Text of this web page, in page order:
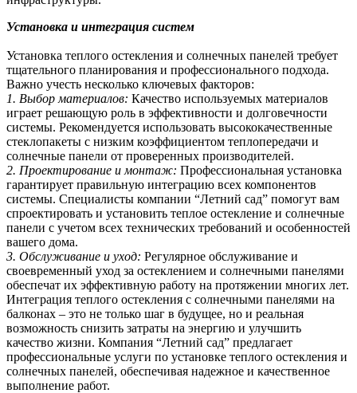
Установка и интеграция систем
Установка теплого остекления и солнечных панелей требует
тщательного планирования и профессионального подхода.
Важно учесть несколько ключевых факторов:
1. Выбор материалов: Качество используемых материалов
играет решающую роль в эффективности и долговечности
системы. Рекомендуется использовать высококачественные
стеклопакеты с низким коэффициентом теплопередачи и
солнечные панели от проверенных производителей.
2. Проектирование и монтаж: Профессиональная установка
гарантирует правильную интеграцию всех компонентов
системы. Специалисты компании “Летний сад” помогут вам
спроектировать и установить теплое остекление и солнечные
панели с учетом всех технических требований и особенностей
вашего дома.
3. Обслуживание и уход: Регулярное обслуживание и
своевременный уход за остеклением и солнечными панелями
обеспечат их эффективную работу на протяжении многих лет.
Интеграция теплого остекления с солнечными панелями на
балконах – это не только шаг в будущее, но и реальная
возможность снизить затраты на энергию и улучшить
качество жизни. Компания “Летний сад” предлагает
профессиональные услуги по установке теплого остекления и
солнечных панелей, обеспечивая надежное и качественное
выполнение работ.